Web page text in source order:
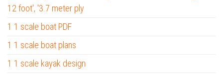
12 foot', '3.7 meter ply
1 1 scale boat PDF
1 1 scale boat plans
1 1 scale kayak design